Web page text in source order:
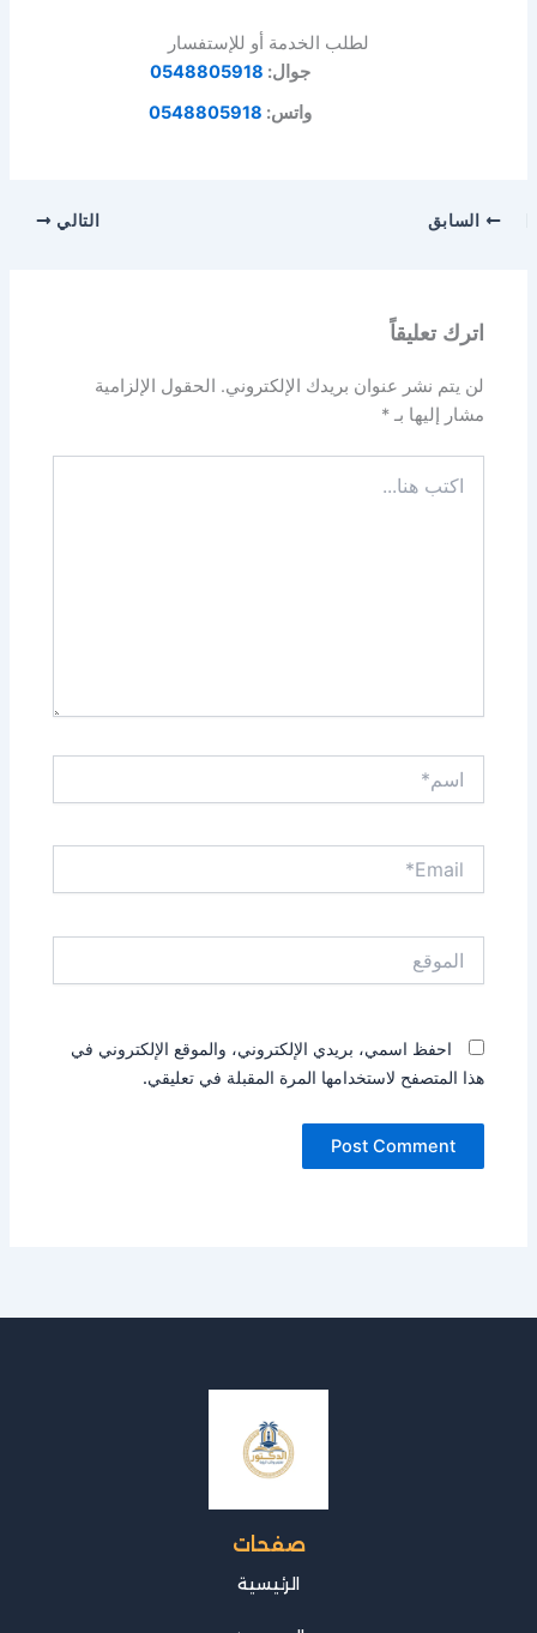
لطلب الخدمة أو للإستفسار
جوال: 0548805918
واتس: 0548805918
السابق التالي
اترك تعليقاً
لن يتم نشر عنوان بريدك الإلكتروني. الحقول الإلزامية
مشار إليها بـ*
هنا...
احفظ اسمي، بريدي الإلكتروني، والموقع الإلكتروني في
هذا المتصفح لاستخدامها المرة المقبلة في تعليقي.
صفحات
الرئيسية